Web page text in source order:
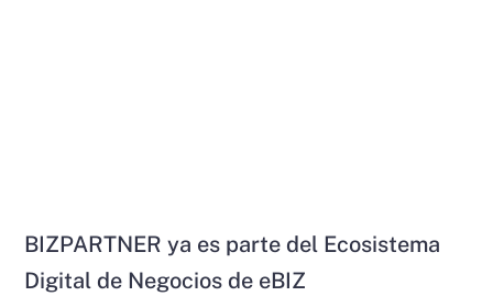
BIZPARTNER ya es parte del Ecosistema
Digital de Negocios de eBIZ